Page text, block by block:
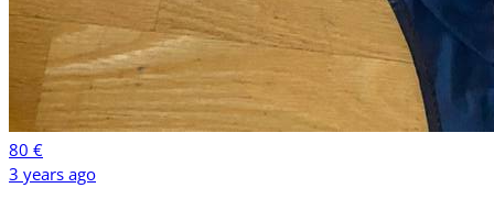
80 €
3 years ago